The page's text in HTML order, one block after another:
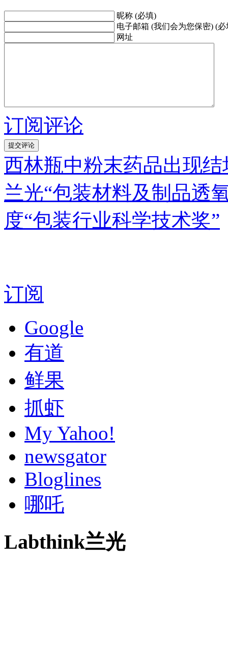
昵称 (必填)
电子邮箱 (我们会为您保密) (必
网址
订阅评论
西林瓶中粉末药品出现
兰光“包装材料及制品透
度“包装行业科学技术奖”
订阅
Google
有道
鲜果
抓虾
My Yahoo!
newsgator
Bloglines
哪吒
Labthink兰光